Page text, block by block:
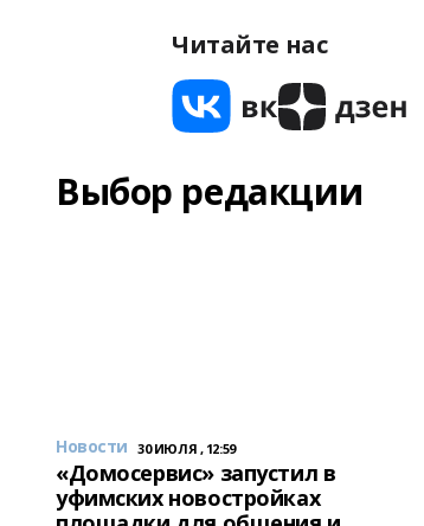
Читайте нас
Выбор редакции
Новости 30 ИЮЛЯ , 12:59
«Домосервис» запустил в
уфимских новостройках